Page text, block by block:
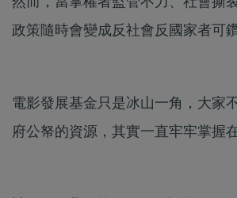
政策隨時會變成反社會反國家者可
電影發展基金只是冰山一角，大家
府公帑的資源，其實一直牢牢掌握